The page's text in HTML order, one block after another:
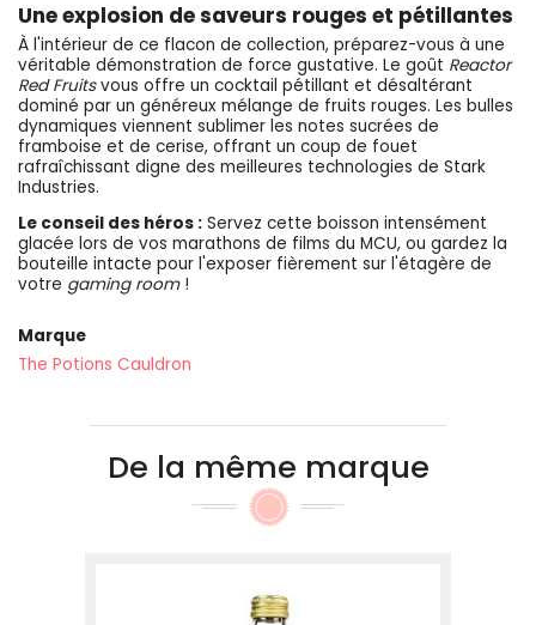
Une explosion de saveurs rouges et pétillantes
À l'intérieur de ce flacon de collection, préparez-vous à une
véritable démonstration de force gustative. Le goût Reactor
Red Fruitsvous offre un cocktail pétillant et désaltérant
dominé par un généreux mélange de fruits rouges. Les bulles
dynamiques viennent sublimer les notes sucrées de
framboise et de cerise, offrant un coup de fouet
rafraîchissant digne des meilleures technologies de Stark
Industries.
Le conseil des héros : Servez cette boisson intensément
glacée lors de vos marathons de films du MCU, ou gardez la
bouteille intacte pour l'exposer fièrement sur l'étagère de
votre gaming room!
Marque
The Potions Cauldron
De la même marque